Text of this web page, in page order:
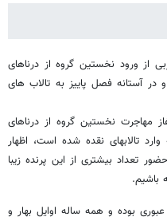
از ورود نخستین گروه از درناهای
آستانه فصل پاییز به تالاب های
مهاجرت نخستین گروه از درناهای
گونه وارد تالابهای نقده شده است، اظهار
تعداد بیشتری از این پرنده زیبا
باشیم.
عبوری بوده و همه ساله اوایل بهار و